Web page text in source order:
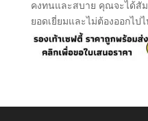
คงทนและสบาย คุณจะได้สั
ยอดเยี่ยมและไม่ต้องออกไป